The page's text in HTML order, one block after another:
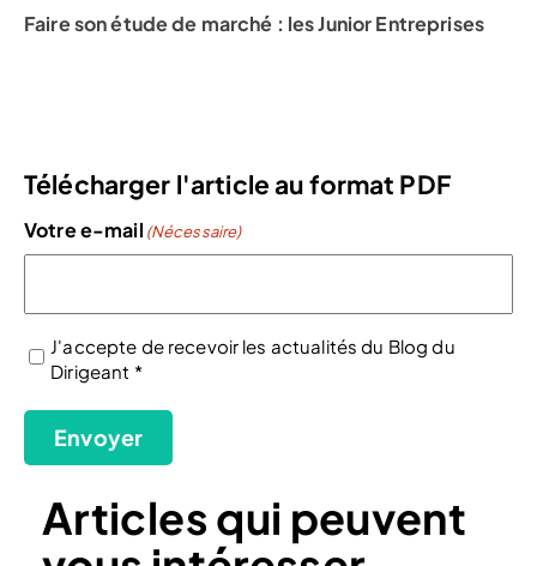
Faire son étude de marché : les Junior Entreprises
Télécharger l'article au format PDF
Votre e-mail (Nécessaire)
(Nécessaire)
J'accepte de recevoir les actualités du Blog du
Dirigeant *
Envoyer
Articles qui peuvent